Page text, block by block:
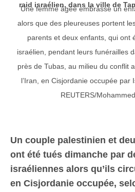
raid israélien, dans la ville de
Une femme âgée embrasse un
alors que des pleureuses portent
parents et deux enfants, qui ont
israélien, pendant leurs funérailles
près de Tubas, au milieu du conflit
l’Iran, en Cisjordanie occupée par
REUTERS/
Un couple palestinien et
ont été tués dimanche par
israéliennes alors qu’ils
en Cisjordanie occupée,